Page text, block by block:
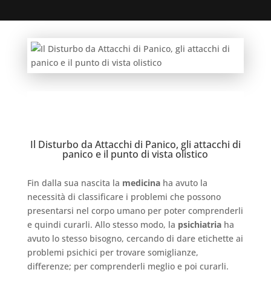
Il Disturbo da Attacchi di Panico, gli attacchi di
panico e il punto di vista olistico
Fin dalla sua nascita la medicinaha avuto la
necessità di classificare i problemi che possono
presentarsi nel corpo umano per poter comprenderli
e quindi curarli. Allo stesso modo, la psichiatriaha
avuto lo stesso bisogno, cercando di dare etichette ai
problemi psichici per trovare somiglianze,
differenze; per comprenderli meglio e poi curarli.